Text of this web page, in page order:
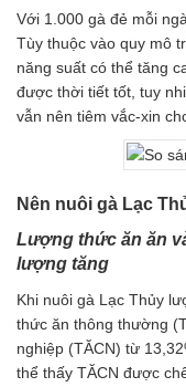
Với 1.000 gà đẻ mỗi
Tùy thuộc vào quy mô
năng suất có thể tăng
được thời tiết tốt, tuy
vẫn nên tiêm vắc-xin
Nên nuôi gà Lạc
Lượng thức ăn ăn
lượng tăng
Khi nuôi gà Lạc Thủy
thức ăn thông thường
nghiệp (TĂCN) từ
thể thấy TĂCN được